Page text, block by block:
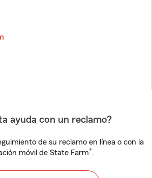
ayuda con un reclamo?
de su reclamo en línea o con la
móvil de State Farm®.